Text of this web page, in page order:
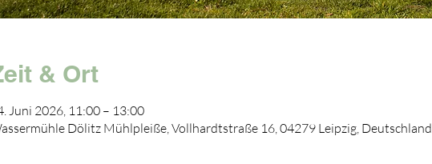
& Ort
Juni 2026, 11:00 – 13:00
Dölitz Mühlpleiße, Vollhardtstraße 16, 04279 Leipzig, Deutschland